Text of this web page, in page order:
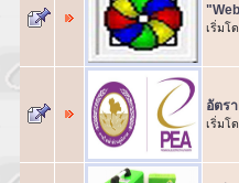
เริ่มโ
อัตร
เริ่มโ